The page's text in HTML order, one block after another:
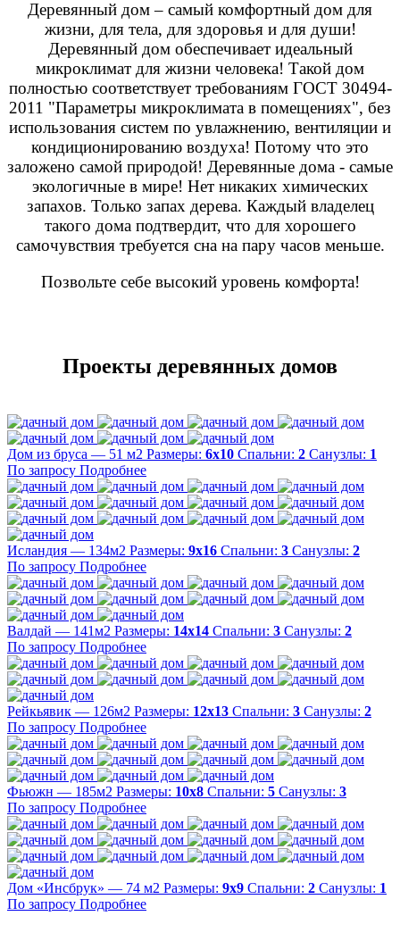
Деревянный дом – самый комфортный дом для
жизни, для тела, для здоровья и для души!
Деревянный дом обеспечивает идеальный
микроклимат для жизни человека! Такой дом
полностью соответствует требованиям ГОСТ 30494-
2011 "Параметры микроклимата в помещениях", без
использования систем по увлажнению, вентиляции и
кондиционированию воздуха! Потому что это
заложено самой природой! Деревянные дома - самые
экологичные в мире! Нет никаких химических
запахов. Только запах дерева. Каждый владелец
такого дома подтвердит, что для хорошего
самочувствия требуется сна на пару часов меньше.
Позвольте себе высокий уровень комфорта!
Проекты деревянных домов
Дом из бруса — 51 м2 Размеры: 6х10 Спальни: 2 Санузлы: 1
По запросу Подробнее
Исландия — 134м2 Размеры: 9х16 Спальни: 3 Санузлы: 2
По запросу Подробнее
Валдай — 141м2 Размеры: 14х14 Спальни: 3 Санузлы: 2
По запросу Подробнее
Рейкьявик — 126м2 Размеры: 12х13 Спальни: 3 Санузлы: 2
По запросу Подробнее
Фьюжн — 185м2 Размеры: 10х8 Спальни: 5 Санузлы: 3
По запросу Подробнее
Дом «Инсбрук» — 74 м2 Размеры: 9х9 Спальни: 2 Санузлы: 1
По запросу Подробнее